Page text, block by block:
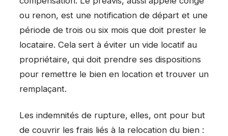
ou renon, est une notification de départ et une
période de trois ou six mois que doit prester le
locataire. Cela sert à éviter un vide locatif au
propriétaire, qui doit prendre ses dispositions
pour remettre le bien en location et trouver un
remplaçant.
Les indemnités de rupture, elles, ont pour but
de couvrir les frais liés à la relocation du bien :